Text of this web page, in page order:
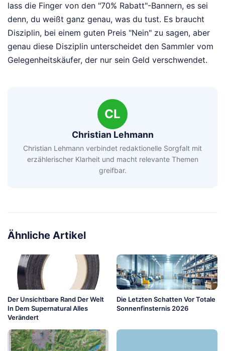
lass die Finger von den "70% Rabatt"-Bannern, es sei
denn, du weißt ganz genau, was du tust. Es braucht
Disziplin, bei einem guten Preis "Nein" zu sagen, aber
genau diese Disziplin unterscheidet den Sammler vom
Gelegenheitskäufer, der nur sein Geld verschwendet.
CL
Christian Lehmann
Christian Lehmann verbindet redaktionelle Sorgfalt mit
erzählerischer Klarheit und macht relevante Themen
greifbar.
Ähnliche Artikel
Der Unsichtbare Rand Der Welt
In Dem Supernatural Alles
Verändert
Die Letzten Schatten Vor Totale
Sonnenfinsternis 2026